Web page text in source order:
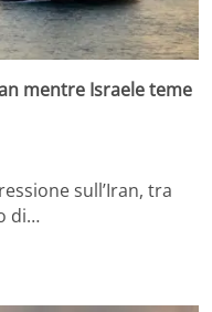
mentre Israele teme
sull’Iran, tra
di…